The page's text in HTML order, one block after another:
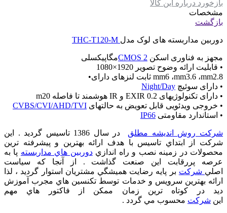
بازخورد درباره این کالا
مشخصات
بازگشت
دوربین مداربسته های لوک مدل
مجهز به فناوری اسکن 2 CMOS
مگاپیکسلی
• قابلیت ارائه وضوح تصویر 1920×1080
mm6 ،mm3.6 ،mm2.8 ثابت لنزهای دارای•
• دارای سوئیچ Night/Day
• دارای تکنولوژیهای 0.2 EXIR و IR هوشمند تا فاصله m20
• خروجی ویدئویی قابل تعویض به حالتهای CVBS/CVI/AHD/TVI
• استاندارد مقاومتی IP66
شرکت روش اندیشه مطلق
در سال 1386 تاسيس گرديد . اين
شرکت از ابتداي تاسيس با هدف ارائه بهترين و پيشرفته ترين
محصولات در زمينه نصب و راه اندازيدوربين هاي مداربسته پا به
عرصه پررقابت اين صنعت گذاشت . از آنجا که سياست
اصلي شرکت بر پايه رضايت هميشگي مشتريان استوار گرديد ، لذا
ارائه بهترين سرويس و خدمات توسط تکنسين هاي مجرب آموزش
ديد در کوتاه ترين زمان ممکن از فاکتور هاي مهم
اين شرکت محسوب مي گردد .